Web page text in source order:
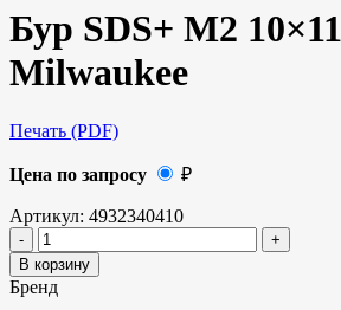
Бур SDS+ M2
Milwaukee
Печать (PDF)
Цена по запросу ₽
Артикул: 4932340410
В корзину
Бренд